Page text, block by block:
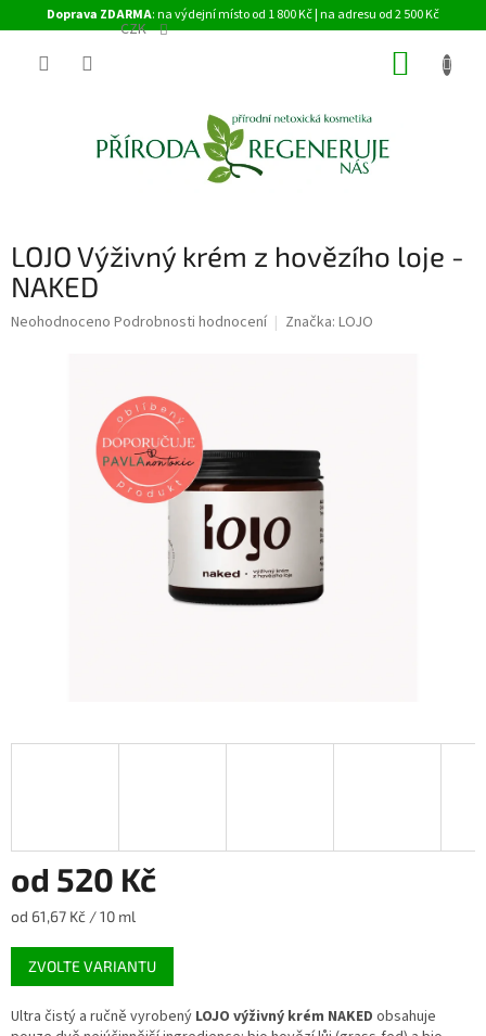
na
Doprava ZDARMA: na výdejní místo od 1 800 Kč | na adresu od 2 500 Kč
CZK
LOJO Výživný krém z hovězího loje -
NAKED
Průměrné
Neohodnoceno Podrobnosti hodnocení Značka: LOJO
od 520 Kč
Měrná
od 61,67 Kč / 10 ml
ZVOLTE VARIANTU
Ultra čistý a ručně vyrobený LOJO výživný krém NAKED obsahuje